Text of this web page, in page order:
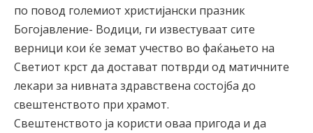
по повод големиот христијански празник
Богојавление- Водици, ги известуваат сите
верници кои ќе земат учество во фаќањето на
Светиот крст да достават потврди од матичните
лекари за нивната здравствена состојба до
свештенството при храмот.
Свештенството ја користи оваа пригода и да